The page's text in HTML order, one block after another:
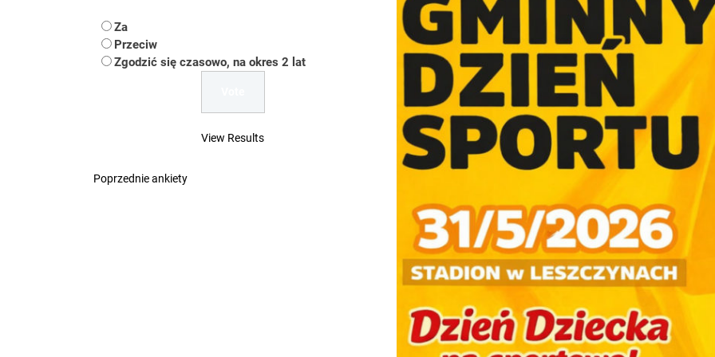
Uwaga Dębieńsko – woda nieprzydatna do spożycia!!!
Ilu mieszkańców ma Rybnik?
Dość komentowania kolejnych afer w ochronie zdrowia — czas zacząć mówić o
Za
Przeciw
Zgodzić się czasowo, na okres 2 lat
View Results
Poprzednie ankiety